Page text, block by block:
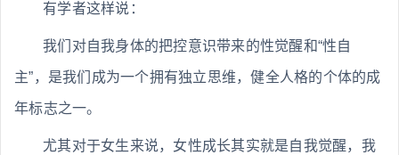
有学者这样说：
我们对自我身体的把控意识带来的性觉醒和“性自
主”，是我们成为一个拥有独立思维，健全人格的个体的成
年标志之一。
尤其对于女生来说，女性成长其实就是自我觉醒，我